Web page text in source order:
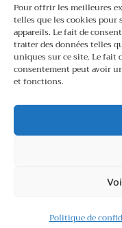
Pour offrir les meilleures
telles que les cookies pour
appareils. Le fait de
traiter des données telles
uniques sur ce site. Le fait
consentement peut avoir
et fonctions.
Politique de
Abonnez-vous !
Copyright © 2026